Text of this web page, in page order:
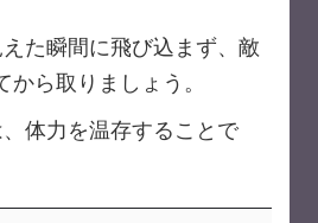
た瞬間に飛び込まず、敵
から取りましょう。
、体力を温存することで